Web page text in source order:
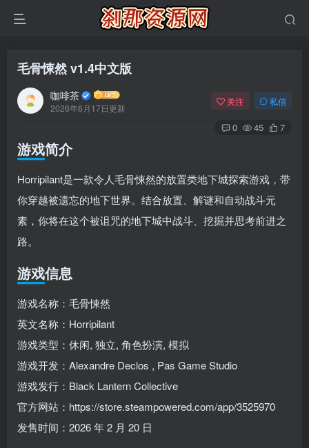
毛骨悚然 v1.4中文版
咖啡茶
2026年6月17日更新
关注 私信
0 45 7
游戏简介
Horripilant是一款令人毛骨悚然的放置类地下城探索游戏，带
你穿越被遗忘的地下世界。结合放置、解谜和自动战斗元
素，你将在这个被诅咒的地下城中战斗、挖掘并思考前进之
路。
游戏信息
游戏名称：毛骨悚然
英文名称：Horripilant
游戏类型：休闲, 独立, 角色扮演, 模拟
游戏开发：Alexandre Declos , Pas Game Studio
游戏发行：Black Lantern Collective
官方网站：https://store.steampowered.com/app/3525970
发售时间：2026 年 2 月 20 日